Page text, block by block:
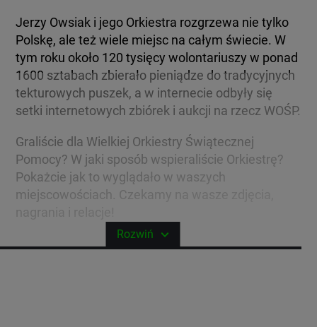
Jerzy Owsiak i jego Orkiestra rozgrzewa nie tylko
Polskę, ale też wiele miejsc na całym świecie. W
tym roku około 120 tysięcy wolontariuszy w ponad
1600 sztabach zbierało pieniądze do tradycyjnych
tekturowych puszek, a w internecie odbyły się
setki internetowych zbiórek i aukcji na rzecz WOŚP.
Graliście dla Wielkiej Orkiestry Świątecznej
Pomocy? W jaki sposób wspieraliście Orkiestrę?
Pokażcie jak to wyglądało w waszych
miejscowościach. Czekamy na wasze zdjęcia,
Rozwiń